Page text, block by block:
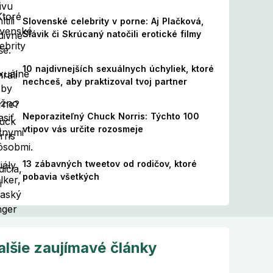
Slovenské celebrity v porne: Aj Plačková,
Slávik či Skrúcaný natočili erotické filmy
10 najdivnejších sexuálnych úchyliek, ktoré
nechceš, aby praktizoval tvoj partner
Neporaziteľný Chuck Norris: Týchto 100
vtipov vás určite rozosmeje
13 zábavných tweetov od rodičov, ktoré
pobavia všetkých
zaujímavé články